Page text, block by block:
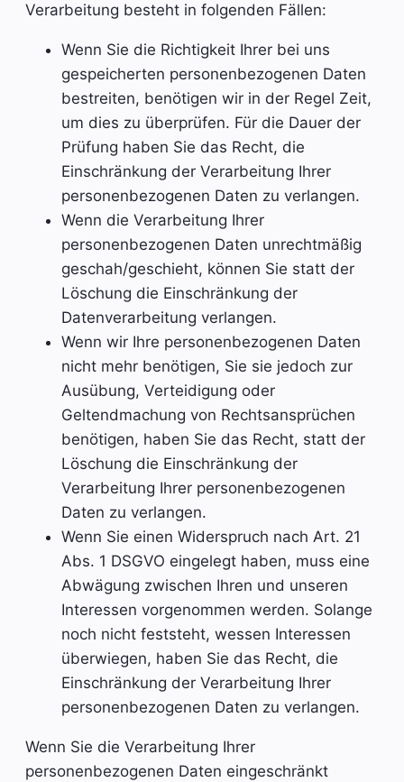
Verarbeitung besteht in folgenden Fällen:
Wenn Sie die Richtigkeit Ihrer bei uns
gespeicherten personenbezogenen Daten
bestreiten, benötigen wir in der Regel Zeit,
um dies zu überprüfen. Für die Dauer der
Prüfung haben Sie das Recht, die
Einschränkung der Verarbeitung Ihrer
personenbezogenen Daten zu verlangen.
Wenn die Verarbeitung Ihrer
personenbezogenen Daten unrechtmäßig
geschah/geschieht, können Sie statt der
Löschung die Einschränkung der
Datenverarbeitung verlangen.
Wenn wir Ihre personenbezogenen Daten
nicht mehr benötigen, Sie sie jedoch zur
Ausübung, Verteidigung oder
Geltendmachung von Rechtsansprüchen
benötigen, haben Sie das Recht, statt der
Löschung die Einschränkung der
Verarbeitung Ihrer personenbezogenen
Daten zu verlangen.
Wenn Sie einen Widerspruch nach Art. 21
Abs. 1 DSGVO eingelegt haben, muss eine
Abwägung zwischen Ihren und unseren
Interessen vorgenommen werden. Solange
noch nicht feststeht, wessen Interessen
überwiegen, haben Sie das Recht, die
Einschränkung der Verarbeitung Ihrer
personenbezogenen Daten zu verlangen.
Wenn Sie die Verarbeitung Ihrer
personenbezogenen Daten eingeschränkt